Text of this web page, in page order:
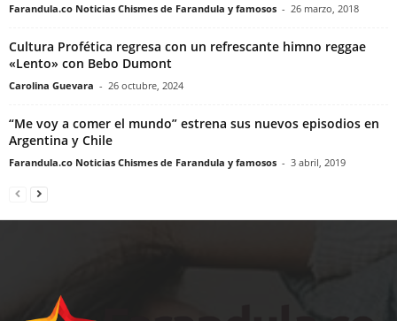
Farandula.co Noticias Chismes de Farandula y famosos - 26 marzo, 2018
Cultura Profética regresa con un refrescante himno reggae
«Lento» con Bebo Dumont
Carolina Guevara - 26 octubre, 2024
“Me voy a comer el mundo” estrena sus nuevos episodios en
Argentina y Chile
Farandula.co Noticias Chismes de Farandula y famosos - 3 abril, 2019